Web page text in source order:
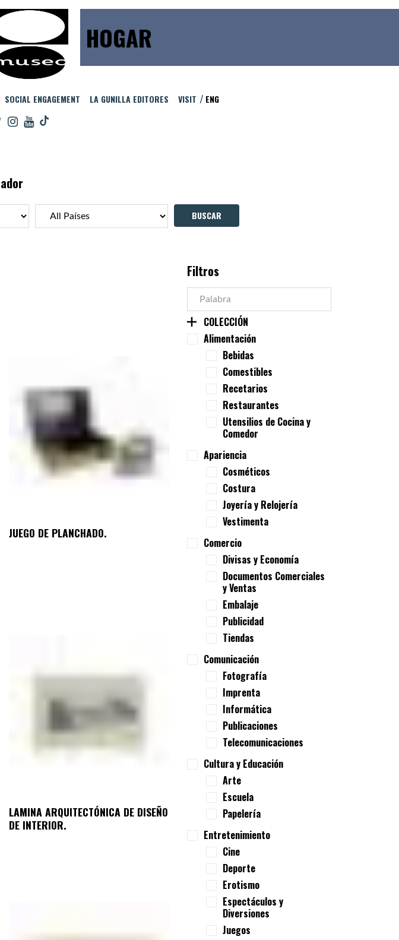
HOGAR
SOCIAL ENGAGEMENT LA GUNILLA EDITORES VISIT ENG
JUEGO DE PLANCHADO.
LAMINA ARQUITECTÓNICA DE DISEÑO
DE INTERIOR.
Filtros
COLECCIÓN
Alimentación
Bebidas
Comestibles
Recetarios
Restaurantes
Utensilios de Cocina y
Comedor
Apariencia
Cosméticos
Costura
Joyería y Relojería
Vestimenta
Comercio
Divisas y Economía
Documentos Comerciales
y Ventas
Embalaje
Publicidad
Tiendas
Comunicación
Fotografía
Imprenta
Informática
Publicaciones
Telecomunicaciones
Cultura y Educación
Arte
Escuela
Papelería
Entretenimiento
Cine
Deporte
Erotismo
Espectáculos y
Diversiones
Juegos